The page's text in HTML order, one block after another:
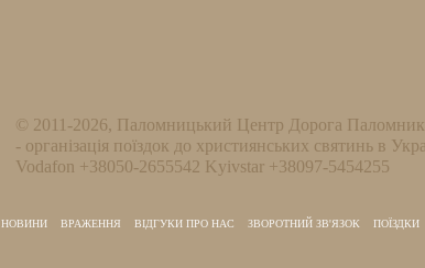
© 2011-2026, Паломницький Центр Дорога
- організація поїздок до християнських святинь в
Vodafon +38050-2655542 Kyivstar +38097-5454255
НОВИНИ ВРАЖЕННЯ ВІДГУКИ ПРО НАС ЗВОРОТНИЙ ЗВ'ЯЗОК ПОЇЗДКИ